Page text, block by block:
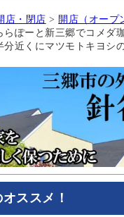
店・閉店 > 開店（オープ
らぽーと新三郷でコメダ
分近くにマツモトキヨシ
ススメ！